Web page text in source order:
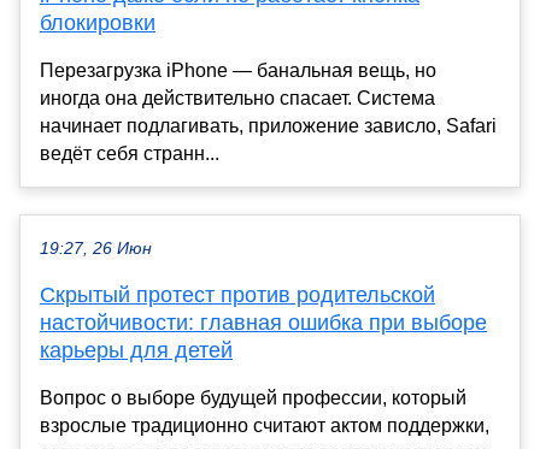
блокировки
Перезагрузка iPhone — банальная вещь, но
иногда она действительно спасает. Система
начинает подлагивать, приложение зависло, Safari
ведёт себя странн...
19:27, 26 Июн
Скрытый протест против родительской
настойчивости: главная ошибка при выборе
карьеры для детей
Вопрос о выборе будущей профессии, который
взрослые традиционно считают актом поддержки,